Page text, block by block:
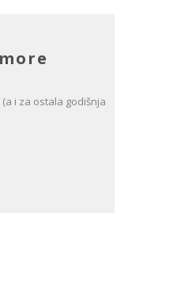
i za ostala godišnja